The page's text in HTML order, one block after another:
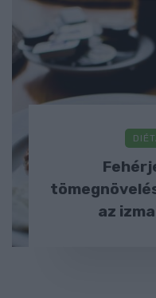
az